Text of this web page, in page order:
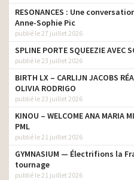
RESONANCES : Une
Anne-Sophie Pic
publié le 27 juillet 2026
SPLINE PORTE SQUEEZIE AVEC
publié le 23 juillet 2026
BIRTH LX – CARLIJN JACOBS
OLIVIA RODRIGO
publié le 23 juillet 2026
KINOU – WELCOME ANA MARIA
PML
publié le 21 juillet 2026
GYMNASIUM — Électrifions la
tournage
publié le 21 juillet 2026